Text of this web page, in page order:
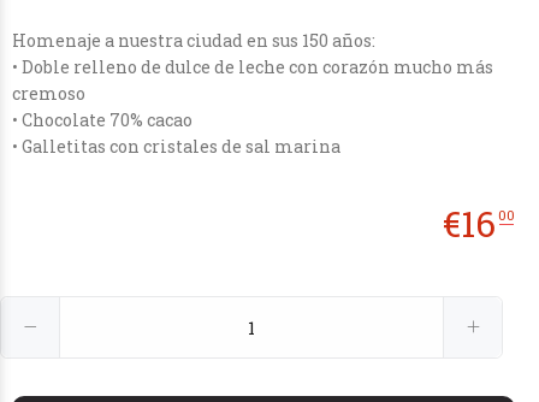
Homenaje a nuestra ciudad en sus 150 años:
• Doble relleno de dulce de leche con corazón mucho más
cremoso
• Chocolate 70% cacao
• Galletitas con cristales de sal marina
€16 00